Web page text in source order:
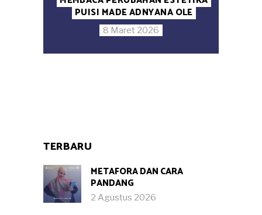
PUISI MADE ADNYANA OLE
8 Maret 2026
TERBARU
METAFORA DAN CARA
PANDANG
2 Agustus 2026